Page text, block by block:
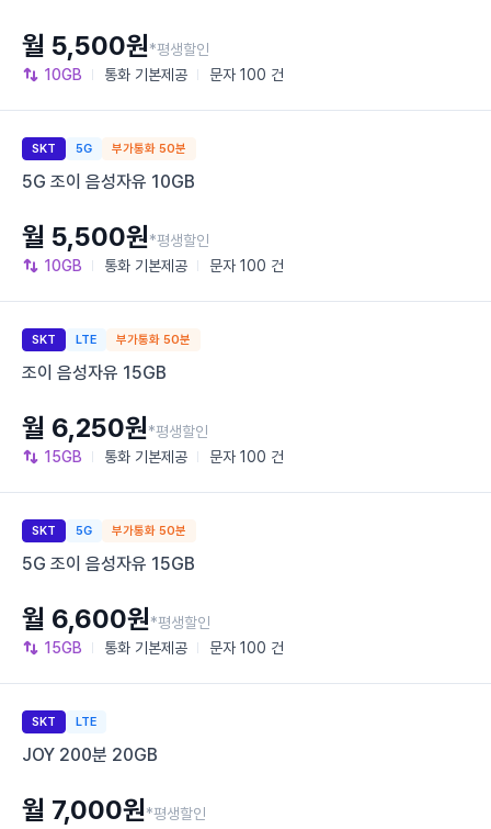
10GB 통화 기본제공 문자 100 건
월 5,500원*평생할인
SKT 5G 부가통화 50분
5G 조이 음성자유 10GB
10GB 통화 기본제공 문자 100 건
월 5,500원*평생할인
SKT LTE 부가통화 50분
조이 음성자유 15GB
15GB 통화 기본제공 문자 100 건
월 6,250원*평생할인
SKT 5G 부가통화 50분
5G 조이 음성자유 15GB
15GB 통화 기본제공 문자 100 건
월 6,600원*평생할인
SKT LTE
JOY 200분 20GB
월 7,000원*평생할인